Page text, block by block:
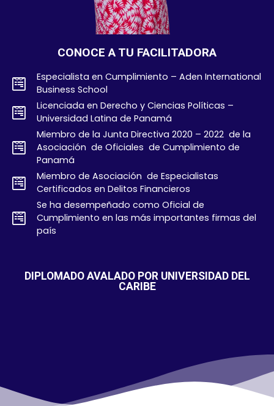
CONOCE A TU FACILITADORA
Especialista en Cumplimiento – Aden International
Business School
Licenciada en Derecho y Ciencias Políticas –
Universidad Latina de Panamá
Miembro de la Junta Directiva 2020 – 2022 de la
Asociación de Oficiales de Cumplimiento de
Panamá
Miembro de Asociación de Especialistas
Certificados en Delitos Financieros
Se ha desempeñado como Oficial de
Cumplimiento en las más importantes firmas del
país
DIPLOMADO AVALADO POR UNIVERSIDAD DEL
CARIBE